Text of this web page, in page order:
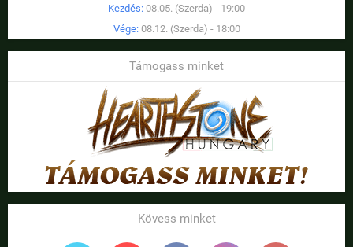
Kezdés: 08.05. (Szerda) - 19:00
Vége: 08.12. (Szerda) - 18:00
Támogass minket
Kövess minket